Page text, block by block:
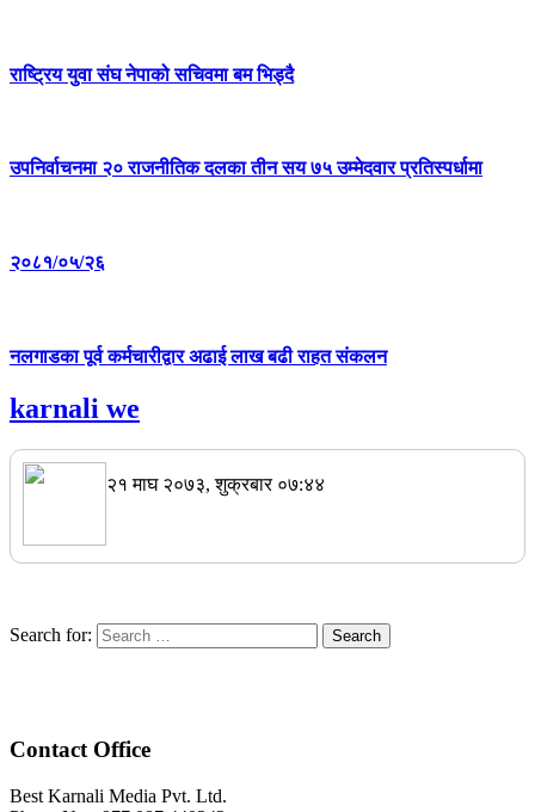
राष्ट्रिय युवा संघ नेपाको सचिवमा बम भिड्दै
उपनिर्वाचनमा २० राजनीतिक दलका तीन सय ७५ उम्मेदवार प्रतिस्पर्धामा
२०८१/०५/२६
नलगाडका पूर्व कर्मचारीद्वार अढाई लाख बढी राहत संकलन
karnali we
२१ माघ २०७३, शुक्रबार ०७:४४
Search for:
Contact Office
Best Karnali Media Pvt. Ltd.